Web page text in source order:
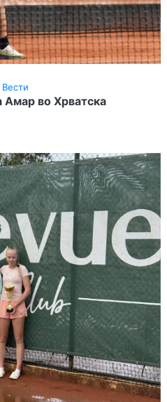
Вести
Амар во Хрватска